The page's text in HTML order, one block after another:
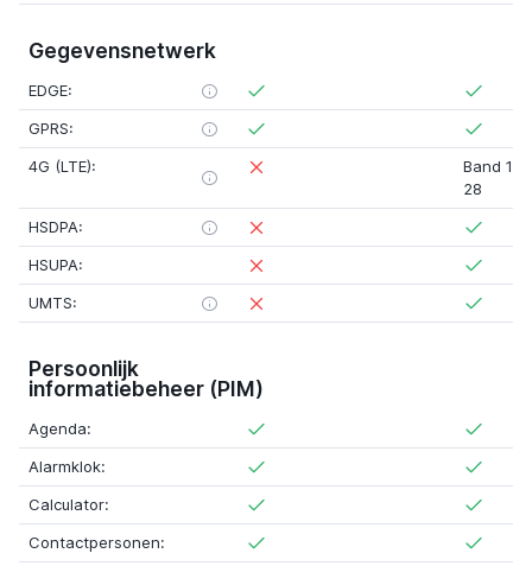
Gegevensnetwerk
EDGE:
GPRS:
4G (LTE):
Band 1
28
HSDPA:
HSUPA:
UMTS:
Persoonlijk
informatiebeheer (PIM)
Agenda:
Alarmklok:
Calculator:
Contactpersonen: